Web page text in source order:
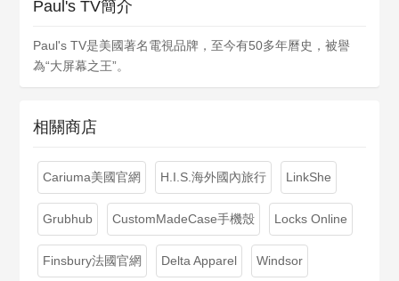
Paul's TV簡介
Paul's TV是美國著名電視品牌，至今有50多年曆史，被譽
為“大屏幕之王”。
相關商店
Cariuma美國官網 H.I.S.海外國內旅行 LinkShe
Grubhub CustomMadeCase手機殼 Locks Online
Finsbury法國官網 Delta Apparel Windsor